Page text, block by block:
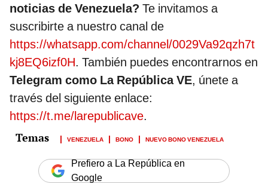
noticias de Venezuela? Te invitamos a
suscribirte a nuestro canal de
https://whatsapp.com/channel/0029Va92qzh7t
kj8EQ6izf0H. También puedes encontrarnos en
Telegram como La República VE, únete a
través del siguiente enlace:
https://t.me/larepublicave.
VENEZUELA BONO NUEVO BONO VENEZUELA
Prefiero a La República en
Google